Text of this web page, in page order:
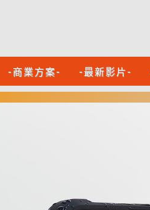
-商業方案- -最新影片-